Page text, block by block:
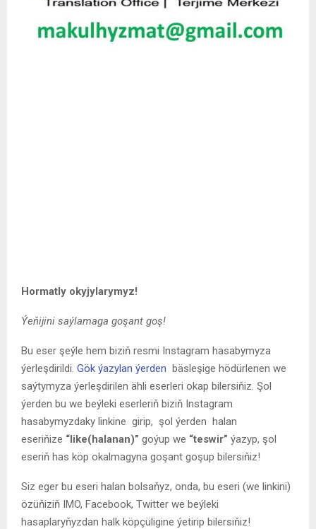
Hormatly okyjylarymyz!
Ýeňijini saýlamaga goşant goş!
Bu eser şeýle hem biziň resmi Instagram hasabymyza
ýerleşdirildi. Gök ýazylan ýerden bäsleşige hödürlenen we
saýtymyza ýerleşdirilen ähli eserleri okap bilersiňiz. Şol
ýerden bu we beýleki eserleriň biziň Instagram
hasabymyzdaky linkine girip, şol ýerden halan
eseriňize “like(halanan)” goýup we “teswir” ýazyp, şol
eseriň has köp okalmagyna goşant goşup bilersiňiz!
Siz eger bu eseri halan bolsaňyz, onda, bu eseri (we linkini)
özüňiziň IMO, Facebook, Twitter we beýleki
hasaplaryňyzdan halk köpçüligine ýetirip bilersiňiz!